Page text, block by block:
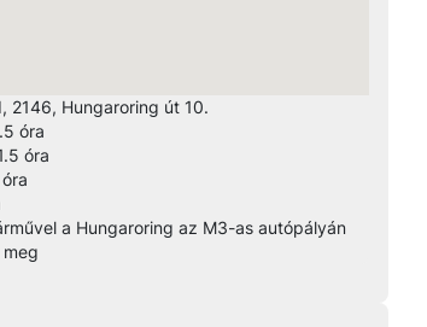
2146, Hungaroring út 10.
óra
óra
a Hungaroring az M3-as autópályán